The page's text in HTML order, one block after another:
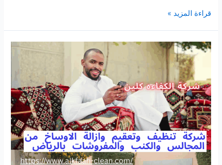
شركة
بالرياض
قراءة المزيد »